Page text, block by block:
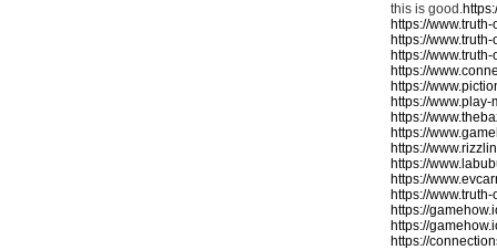
this is good.
https://
https://
https://
https://
https://
https://
https://
https://
https://
https://
https://
https://
https://
https://
https://